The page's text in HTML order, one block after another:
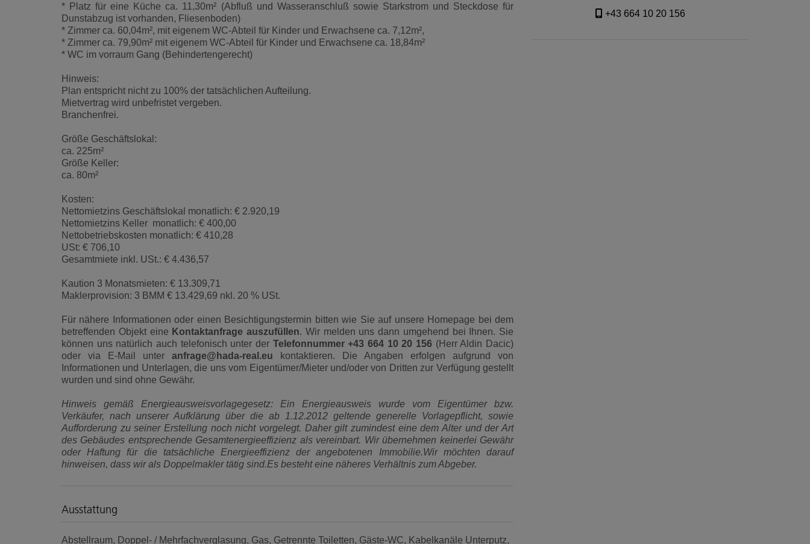
* Platz für eine Küche ca. 11,30m² (Abfluß und Wasseranschluß sowie Starkstrom und Steckdose für
Dunstabzug ist vorhanden, Fliesenboden)
* Zimmer ca. 60,04m², mit eigenem WC-Abteil für Kinder und Erwachsene ca. 7,12m²,
* Zimmer ca. 79,90m² mit eigenem WC-Abteil für Kinder und Erwachsene ca. 18,84m²
* WC im vorraum Gang (Behindertengerecht)
Hinweis:
Plan entspricht nicht zu 100% der tatsächlichen Aufteilung.
Mietvertrag wird unbefristet vergeben.
Branchenfrei.
Größe Geschäftslokal:
ca. 225m²
Größe Keller:
ca. 80m²
Kosten:
Nettomietzins Geschäftslokal monatlich: € 2.920,19
Nettomietzins Keller monatlich: € 400,00
Nettobetriebskosten monatlich: € 410,28
USt: € 706,10
Gesamtmiete inkl. USt.: € 4.436,57
Kaution 3 Monatsmieten: € 13.309,71
Maklerprovision: 3 BMM € 13.429,69 nkl. 20 % USt.
Für nähere Informationen oder einen Besichtigungstermin bitten wie Sie auf unsere Homepage bei dem
betreffenden Objekt eine Kontaktanfrage auszufüllen. Wir melden uns dann umgehend bei Ihnen. Sie
können uns natürlich auch telefonisch unter der Telefonnummer +43 664 10 20 156 (Herr Aldin Dacic)
oder via E-Mail unter anfrage@hada-real.eu kontaktieren. Die Angaben erfolgen aufgrund von
Informationen und Unterlagen, die uns vom Eigentümer/Mieter und/oder von Dritten zur Verfügung gestellt
wurden und sind ohne Gewähr.
Hinweis gemäß Energieausweisvorlagegesetz: Ein Energieausweis wurde vom Eigentümer bzw.
Verkäufer, nach unserer Aufklärung über die ab 1.12.2012 geltende generelle Vorlagepflicht, sowie
Aufforderung zu seiner Erstellung noch nicht vorgelegt. Daher gilt zumindest eine dem Alter und der Art
des Gebäudes entsprechende Gesamtenergieeffizienz als vereinbart. Wir übernehmen keinerlei Gewähr
oder Haftung für die tatsächliche Energieeffizienz der angebotenen Immobilie.Wir möchten darauf
hinweisen, dass wir als Doppelmakler tätig sind.Es besteht eine näheres Verhältnis zum Abgeber.
Ausstattung
Abstellraum Doppel- / Mehrfachverglasung Gas Getrennte Toiletten Gäste-WC
Kabelkanäle Unterputz
+43 664 10 20 156